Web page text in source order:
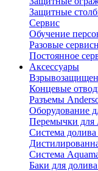
Защитные
Сервис
Обучение
Разовые
Постоянное
Аксессуары
Концевые
Разъемы
Оборудование
Перемычки
Система
Система
Баки для